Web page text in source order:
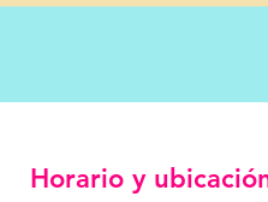
Horario y